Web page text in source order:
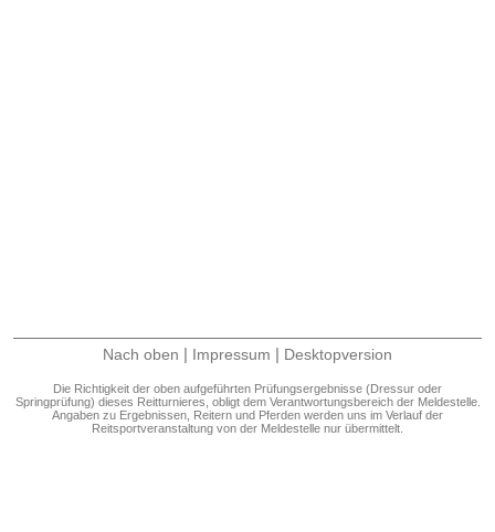
Nach oben Impressum Desktopversion
Die Richtigkeit der oben aufgeführten Prüfungsergebnisse (Dressur oder
Springprüfung) dieses Reitturnieres, obligt dem Verantwortungsbereich der Meldestelle.
Angaben zu Ergebnissen, Reitern und Pferden werden uns im Verlauf der
Reitsportveranstaltung von der Meldestelle nur übermittelt.